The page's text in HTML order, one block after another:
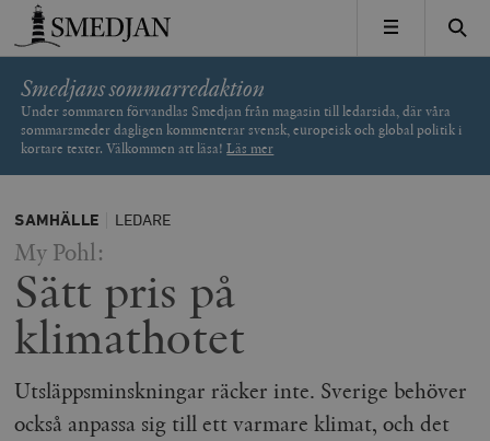
Timbro
MENY
Smedjans sommarredaktion
Under sommaren förvandlas Smedjan från magasin till ledarsida, där våra
sommarsmeder dagligen kommenterar svensk, europeisk och global politik i
kortare texter. Välkommen att läsa!Läs mer
SAMHÄLLE LEDARE
My Pohl:
Sätt pris på
klimathotet
Utsläppsminskningar räcker inte. Sverige behöver
också anpassa sig till ett varmare klimat, och det